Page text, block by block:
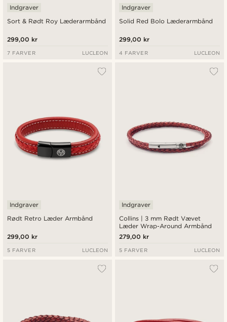
Sort & Rødt Roy Læderarmbånd
Indgraver
299,00 kr
7 FARVER LUCLEON
Solid Red Bolo Læderarmbånd
Indgraver
299,00 kr
4 FARVER LUCLEON
Rødt Retro Læder Armbånd
Indgraver
299,00 kr
5 FARVER LUCLEON
Collins | 3 mm Rødt Vævet
Læder Wrap-Around Armbånd
Indgraver
279,00 kr
5 FARVER LUCLEON